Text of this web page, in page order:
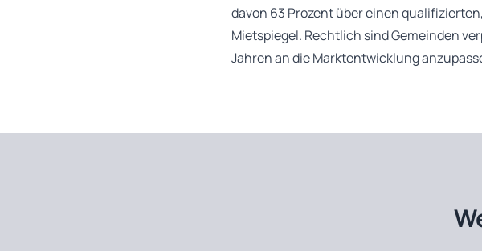
davon 63 Prozent über einen
Mietspiegel. Rechtlich sind Gemeinden
Jahren an die Marktentwicklung